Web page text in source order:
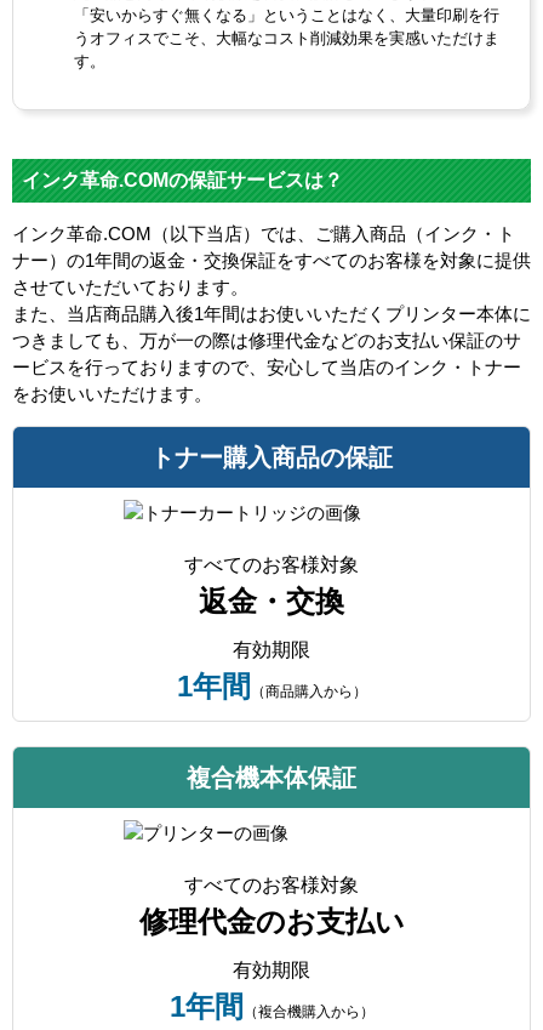
「安いからすぐ無くなる」ということはなく、大量印刷を行
うオフィスでこそ、大幅なコスト削減効果を実感いただけま
す。
インク革命.COMの保証サービスは？
インク革命.COM（以下当店）では、ご購入商品（インク・ト
ナー）の1年間の返金・交換保証をすべてのお客様を対象に提供
させていただいております。
また、当店商品購入後1年間はお使いいただくプリンター本体に
つきましても、万が一の際は修理代金などのお支払い保証のサ
ービスを行っておりますので、安心して当店のインク・トナー
をお使いいただけます。
トナー購入商品の保証
すべてのお客様対象
返金・交換
有効期限
1年間 （商品購入から）
複合機本体保証
すべてのお客様対象
修理代金のお支払い
有効期限
1年間 （複合機購入から）